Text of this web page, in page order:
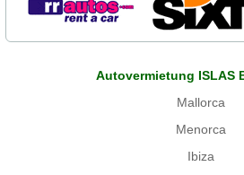
Autovermietung ISLAS
Mallorca
Menorca
Ibiza